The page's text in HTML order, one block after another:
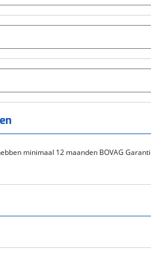
)
minimaal 12 maanden BOVAG